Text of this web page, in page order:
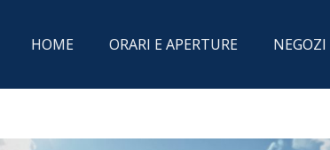
HOME ORARI E APERTURE NEGOZI